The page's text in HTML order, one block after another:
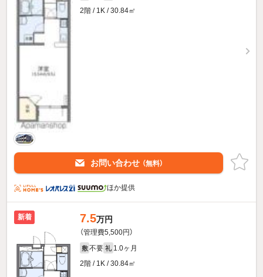
2階 / 1K / 30.84㎡
お問い合わせ （無料）
ほか提供
新着 7.5万円
（管理費5,500円）
敷 不要 礼 1.0ヶ月
2階 / 1K / 30.84㎡